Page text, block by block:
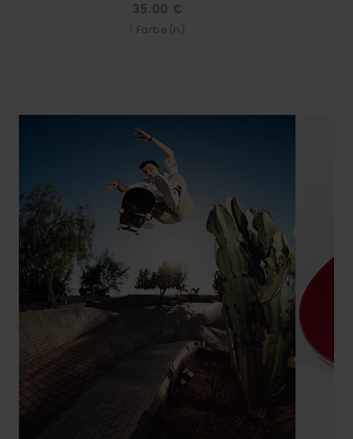
35.00 €
1 Farbe(n)